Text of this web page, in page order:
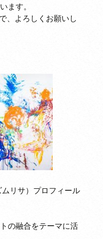
ます。
、よろしくお願いし
リサ）プロフィール
の融合をテーマに活